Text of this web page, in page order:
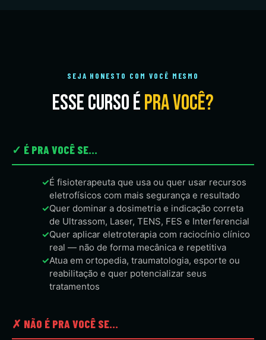
SEJA HONESTO COM VOCÊ MESMO
Esse curso épra você?
✓ É PRA VOCÊ SE...
✓É fisioterapeuta que usa ou quer usar recursos
eletrofísicos com mais segurança e resultado
✓Quer dominar a dosimetria e indicação correta
de Ultrassom, Laser, TENS, FES e Interferencial
✓Quer aplicar eletroterapia com raciocínio clínico
real — não de forma mecânica e repetitiva
✓Atua em ortopedia, traumatologia, esporte ou
reabilitação e quer potencializar seus
tratamentos
✗ NÃO É PRA VOCÊ SE...